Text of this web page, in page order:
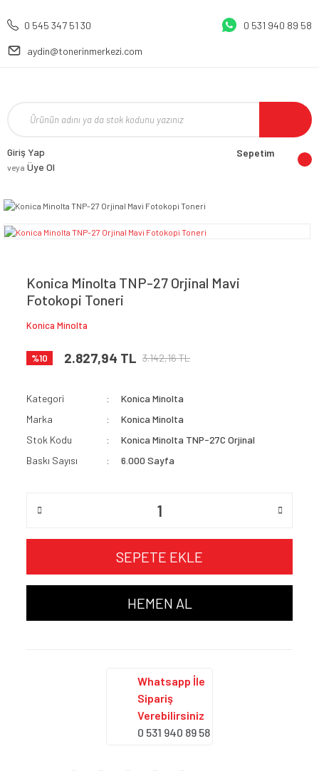
0 545 347 51 30 0 531 940 89 58
aydin@tonerinmerkezi.com
Giriş Yap
veya Üye Ol
Sepetim
Konica Minolta TNP-27 Orjinal Mavi
Fotokopi Toneri
Konica Minolta
%10 2.827,94 TL 3.142,16 TL
Kategori
Konica Minolta
Marka
Konica Minolta
Stok Kodu
Konica Minolta TNP-27C Orjinal
Baskı Sayısı
6.000 Sayfa
SEPETE EKLE
HEMEN AL
Whatsapp İle
Sipariş
Verebilirsiniz
0 531 940 89 58